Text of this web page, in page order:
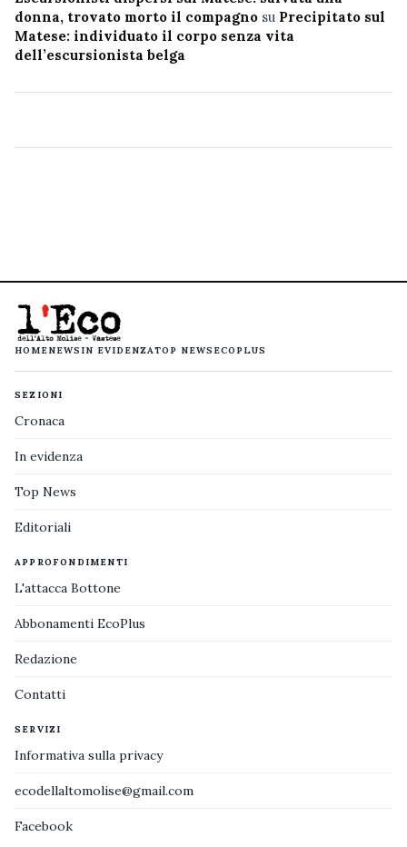
donna, trovato morto il compagno su Precipitato sul
Matese: individuato il corpo senza vita
dell’escursionista belga
HOMENEWS IN EVIDENZATOP NEWS ECOPLUS
SEZIONI
Cronaca
In evidenza
Top News
Editoriali
APPROFONDIMENTI
L'attacca Bottone
Abbonamenti EcoPlus
Redazione
Contatti
SERVIZI
Informativa sulla privacy
ecodellaltomolise@gmail.com
Facebook